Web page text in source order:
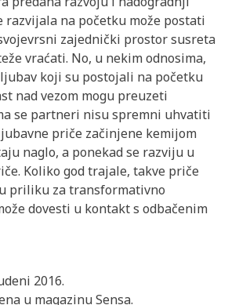
razvijala na početku može postati
zajednički prostor susreta
vraćati. No, u nekim odnosima,
koji su postojali na početku
nad vezom mogu preuzeti
se partneri nisu spremni uhvatiti
priče začinjene kemijom
naglo, a ponekad se razviju u
Koliko god trajale, takve priče
priliku za transformativno
dovesti u kontakt s odbačenim
2016.
u magazinu Sensa.